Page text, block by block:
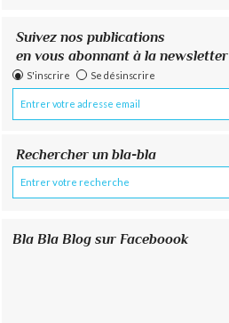
Suivez nos publications
en vous abonnant à la newsletter
S'inscrire Se désinscrire
Rechercher un bla-bla
Bla Bla Blog sur Faceboook